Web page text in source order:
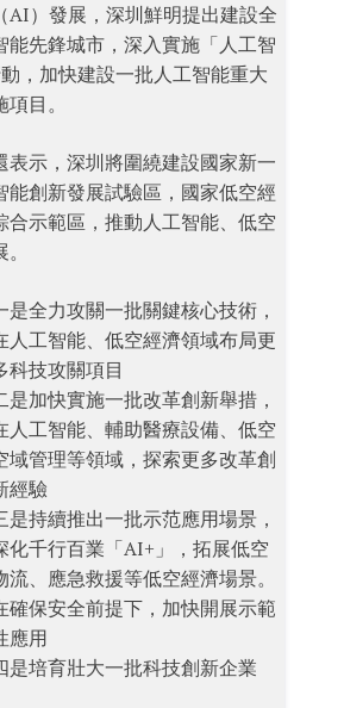
AI）發展，深圳鮮明提出建設全
能先鋒城市，深入實施「人工智
，加快建設一批人工智能重大
目。
表示，深圳將圍繞建設國家新一
能創新發展試驗區，國家低空經
合示範區，推動人工智能、低空
是全力攻關一批關鍵核心技術，
人工智能、低空經濟領域布局更
科技攻關項目
是加快實施一批改革創新舉措，
人工智能、輔助醫療設備、低空
域管理等領域，探索更多改革創
經驗
是持續推出一批示范應用場景，
化千行百業「AI+」，拓展低空
流、應急救援等低空經濟場景。
確保安全前提下，加快開展示範
應用
是培育壯大一批科技創新企業